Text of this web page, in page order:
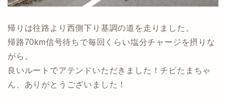
帰りは往路より西側下り基調の道を走りました。
帰路70km信号待ちで毎回くらい塩分チャージを摂りな
がら。
良いルートでアテンドいただきました！チビたまちゃ
ん、ありがとうございました！